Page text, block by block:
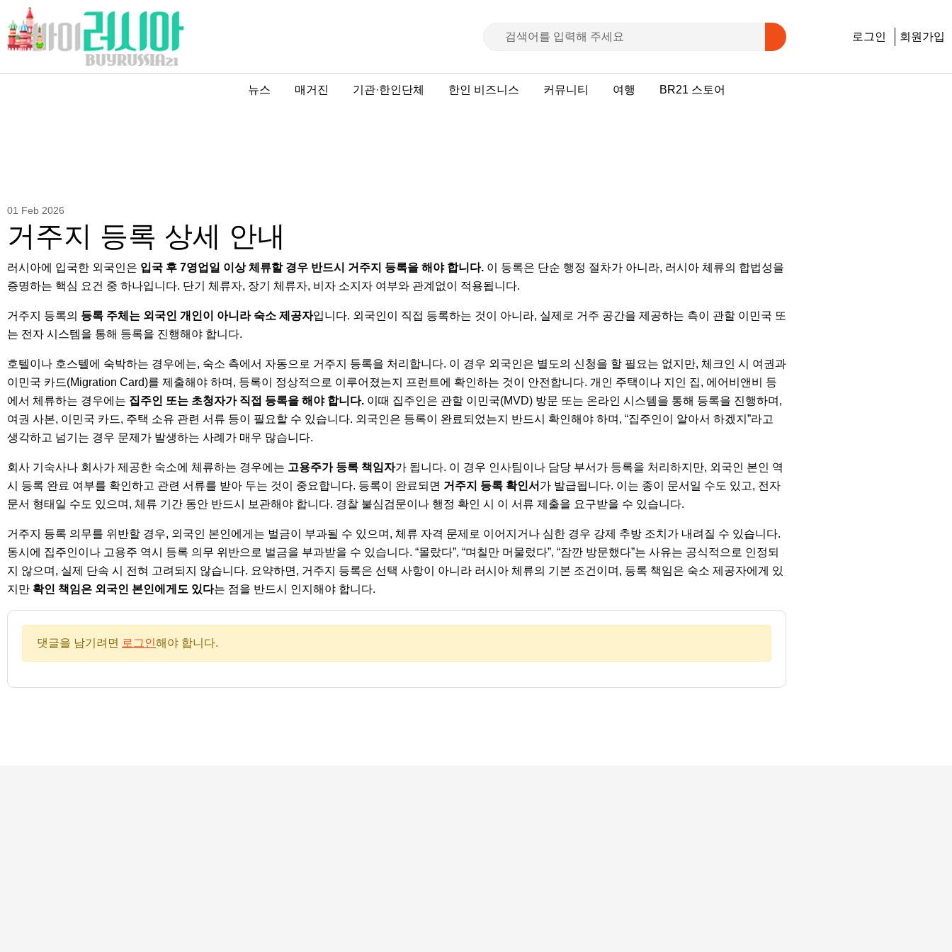
로그인 회원가입
뉴스 매거진 기관·한인단체 한인 비즈니스 커뮤니티 여행 BR21 스토어
01 Feb 2026
거주지 등록 상세 안내
러시아에 입국한 외국인은 입국 후 7영업일 이상 체류할 경우 반드시 거주지 등록을 해야 합니다. 이 등록은 단순 행정 절차가 아니라, 러시아 체류의 합법성을
증명하는 핵심 요건 중 하나입니다. 단기 체류자, 장기 체류자, 비자 소지자 여부와 관계없이 적용됩니다.
거주지 등록의 등록 주체는 외국인 개인이 아니라 숙소 제공자입니다. 외국인이 직접 등록하는 것이 아니라, 실제로 거주 공간을 제공하는 측이 관할 이민국 또
는 전자 시스템을 통해 등록을 진행해야 합니다.
호텔이나 호스텔에 숙박하는 경우에는, 숙소 측에서 자동으로 거주지 등록을 처리합니다. 이 경우 외국인은 별도의 신청을 할 필요는 없지만, 체크인 시 여권과
이민국 카드(Migration Card)를 제출해야 하며, 등록이 정상적으로 이루어졌는지 프런트에 확인하는 것이 안전합니다. 개인 주택이나 지인 집, 에어비앤비 등
에서 체류하는 경우에는 집주인 또는 초청자가 직접 등록을 해야 합니다. 이때 집주인은 관할 이민국(MVD) 방문 또는 온라인 시스템을 통해 등록을 진행하며,
여권 사본, 이민국 카드, 주택 소유 관련 서류 등이 필요할 수 있습니다. 외국인은 등록이 완료되었는지 반드시 확인해야 하며, “집주인이 알아서 하겠지”라고
생각하고 넘기는 경우 문제가 발생하는 사례가 매우 많습니다.
회사 기숙사나 회사가 제공한 숙소에 체류하는 경우에는 고용주가 등록 책임자가 됩니다. 이 경우 인사팀이나 담당 부서가 등록을 처리하지만, 외국인 본인 역
시 등록 완료 여부를 확인하고 관련 서류를 받아 두는 것이 중요합니다. 등록이 완료되면 거주지 등록 확인서 가 발급됩니다. 이는 종이 문서일 수도 있고, 전자
문서 형태일 수도 있으며, 체류 기간 동안 반드시 보관해야 합니다. 경찰 불심검문이나 행정 확인 시 이 서류 제출을 요구받을 수 있습니다.
거주지 등록 의무를 위반할 경우, 외국인 본인에게는 벌금이 부과될 수 있으며, 체류 자격 문제로 이어지거나 심한 경우 강제 추방 조치가 내려질 수 있습니다.
동시에 집주인이나 고용주 역시 등록 의무 위반으로 벌금을 부과받을 수 있습니다. “몰랐다”, “며칠만 머물렀다”, “잠깐 방문했다”는 사유는 공식적으로 인정되
지 않으며, 실제 단속 시 전혀 고려되지 않습니다. 요약하면, 거주지 등록은 선택 사항이 아니라 러시아 체류의 기본 조건이며, 등록 책임은 숙소 제공자에게 있
지만 확인 책임은 외국인 본인에게도 있다는 점을 반드시 인지해야 합니다.
댓글을 남기려면 로그인 해야 합니다.